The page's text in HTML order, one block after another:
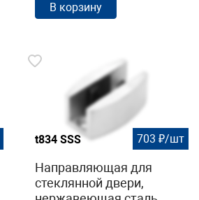
В корзину
t834 SSS 703 ₽/шт
Направляющая для
стеклянной двери,